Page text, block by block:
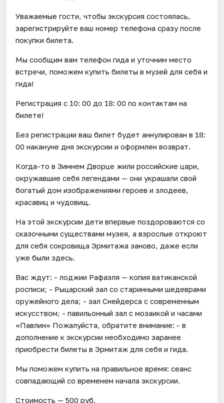
Уважаемые гости, чтобы экскурсия состоялась,
зарегистрируйте ваш номер телефона сразу после
покупки билета.
Мы сообщим вам телефон гида и уточним место
встречи, поможем купить билеты в музей для себя и
гида!
Регистрация с 10: 00 до 18: 00 по контактам на
билете!
Без регистрации ваш билет будет аннулирован в 18:
00 накануне дня экскурсии и оформлен возврат.
Когда-то в Зимнем Дворце жили российские цари,
окружавшие себя легендами — они украшали свой
богатый дом изображениями героев и злодеев,
красавиц и чудовищ.
На этой экскурсии дети впервые поздороваются со
сказочными существами музея, а взрослые откроют
для себя сокровища Эрмитажа заново, даже если
уже были здесь.
Вас ждут: - лоджии Рафаэля — копия ватиканской
росписи; - Рыцарский зал со старинными шедеврами
оружейного дела; - зал Снейдерса с современным
искусством; - павильонный зал с мозаикой и часами
«Павлин» Пожалуйста, обратите внимание: - в
дополнение к экскурсии необходимо заранее
приобрести билеты в Эрмитаж для себя и гида.
Мы поможем купить на правильное время: сеанс
совпадающий со временем начала экскурсии.
Стоимость — 500 руб.